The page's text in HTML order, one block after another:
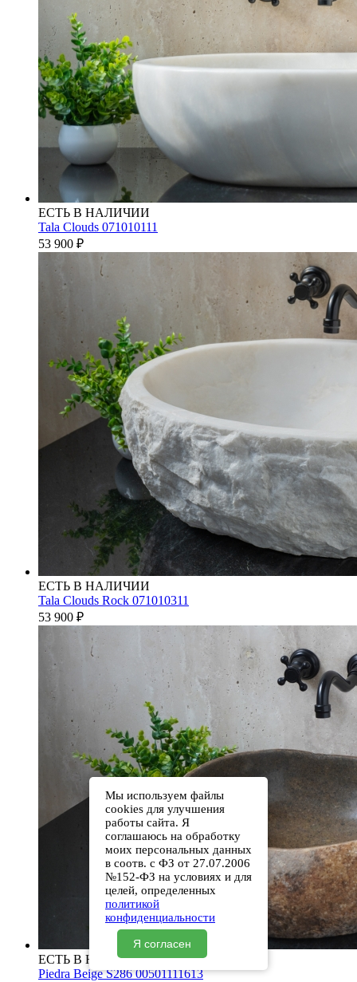
ЕСТЬ В НАЛИЧИИ
Tala Clouds 071010111
53 900 ₽
ЕСТЬ В НАЛИЧИИ
Tala Clouds Rock 071010311
53 900 ₽
ЕСТЬ В НАЛИЧИИ
Piedra Beige S286 00501111613
Мы используем файлы
cookies для улучшения
работы сайта. Я
соглашаюсь на обработку
моих персональных данных
в соотв. с ФЗ от 27.07.2006
№152-ФЗ на условиях и для
целей, определенных
политикой
конфиденциальности
Я согласен